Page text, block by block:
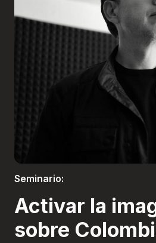
Inscribir
Boletería
Seminario:
Activar la
sobre